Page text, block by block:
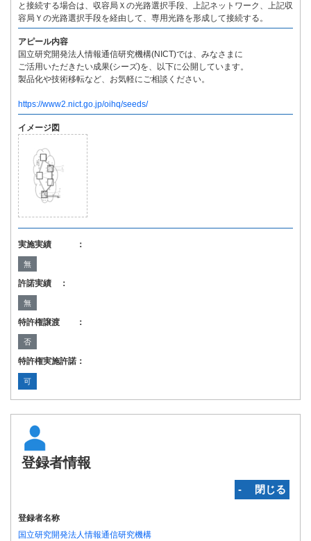
と接続する場合は、収容局Ｘの光路選択手段、上記ネットワーク、上記収
容局Ｙの光路選択手段を経由して、専用光路を形成して接続する。
アピール内容
国立研究開発法人情報通信研究機構(NICT)では、みなさまに
ご活用いただきたい成果(シーズ)を、以下に公開しています。
製品化や技術移転など、お気軽にご相談ください。
https://www2.nict.go.jp/oihq/seeds/
イメージ図
実施実績 ：
無
許諾実績 ：
無
特許権譲渡 ：
否
特許権実施許諾：
可
登録者情報
‐ 閉じる
登録者名称
国立研究開発法人情報通信研究機構